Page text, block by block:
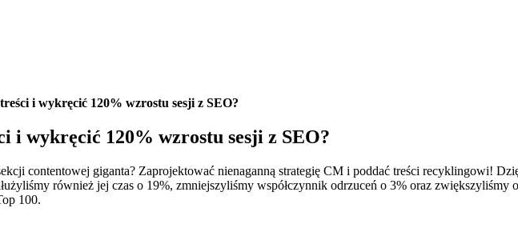
i wykręcić 120% wzrostu sesji z SEO?
i wykręcić 120% wzrostu sesji z SEO?
contentowej giganta? Zaprojektować nienaganną strategię CM i poddać treści recyklingowi!
również jej czas o 19%, zmniejszyliśmy współczynnik odrzuceń o 3% oraz zwiększyliśmy
100.